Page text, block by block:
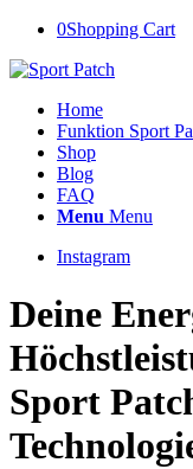
0Shopping Cart
Home
Funktion Sport
Shop
Blog
FAQ
Menu Menu
Instagram
Deine
Sport